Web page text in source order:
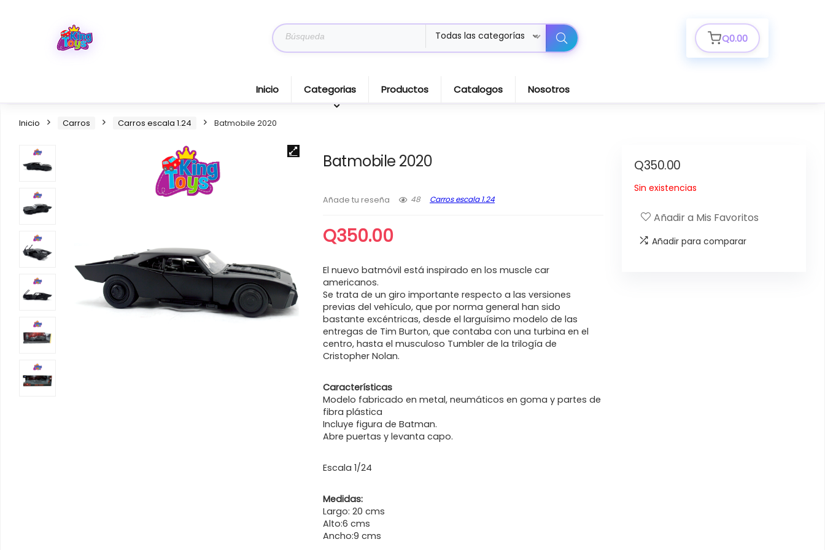
Search
for:
Todas las categorías Q0.00
Inicio Categorias Productos Catalogos Nosotros
Inicio Carros Carros escala 1.24 Batmobile 2020
Batmobile 2020
Añade tu reseña 48 Carros escala 1.24
Q350.00
El nuevo batmóvil está inspirado en los muscle car
americanos.
Se trata de un giro importante respecto a las versiones
previas del vehículo, que por norma general han sido
bastante excéntricas, desde el larguísimo modelo de las
entregas de Tim Burton, que contaba con una turbina en el
centro, hasta el musculoso Tumbler de la trilogía de
Cristopher Nolan.
Características
Modelo fabricado en metal, neumáticos en goma y partes de
fibra plástica
Incluye figura de Batman.
Abre puertas y levanta capo.
Escala 1/24
Medidas:
Largo: 20 cms
Alto:6 cms
Ancho:9 cms
Q350.00
Sin existencias
Añadir a Mis Favoritos
Añadir para comparar